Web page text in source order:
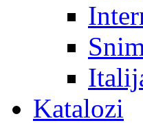
Katalozi